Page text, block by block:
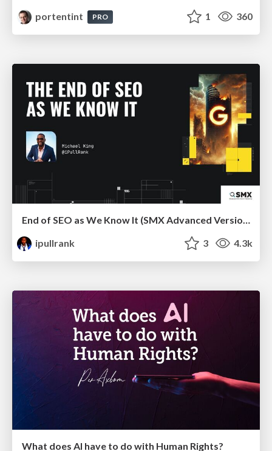
portentint
PRO 1 360
ipullrank
3 4.3k
What does AI have to do with Human Rights?